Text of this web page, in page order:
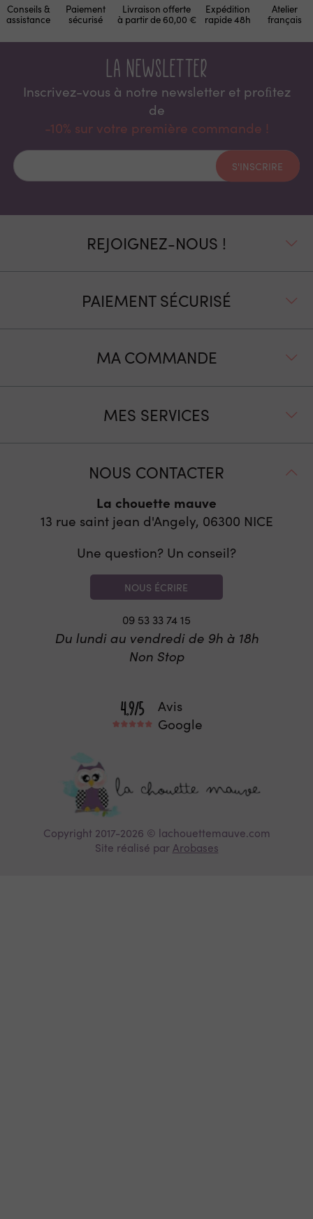
Conseils &
assistance
Paiement
sécurisé
Livraison offerte
à partir de 60,00 €
Expédition
rapide 48h
Atelier
français
La newsletter
Inscrivez-vous à notre newsletter et proﬁtez
de
-10% sur votre première commande !
S'INSCRIRE
REJOIGNEZ-NOUS !
PAIEMENT SÉCURISÉ
MA COMMANDE
MES SERVICES
NOUS CONTACTER
La chouette mauve
13 rue saint jean d'Angely, 06300 NICE
Une question? Un conseil?
NOUS ÉCRIRE
09 53 33 74 15
Du lundi au vendredi de 9h à 18h
Non Stop
Avis
Google
Copyright 2017-2026 © lachouettemauve.com
Site réalisé par Arobases